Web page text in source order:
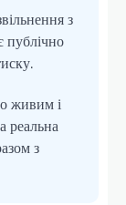
з
живим і
реальна
з